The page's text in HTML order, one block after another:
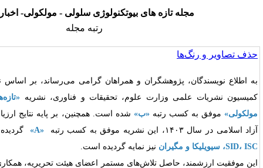
های بیوتکنولوژی سلولی - مولکولی- اخبار نشریه
و همراهان گرامی می‌رساند، بر اساس نتایج ارزشیابی سال
۱۴۰۳
وزارت علوم، تحقیقات و فناوری، نشریه «تازه‌های بیوتکنولوژی سلولی و
رتبه«ب» شده است. همچنین، بر پایه نتایج ارزیابی نشریات علمی دانشگاه
، این نشریه موفق به کسب رتبه «A» گردیده است.همچنین در پایگاه،
نیز نمایه گردیده است.
تلاش‌های مستمر اعضای هیئت تحریریه، همکاری صمیمانه داوران فرهیخته